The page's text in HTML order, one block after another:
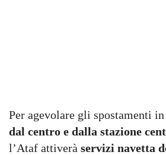
Per agevolare gli spostamenti
dal centro e dalla stazione
l’Ataf attiverà servizi navetta